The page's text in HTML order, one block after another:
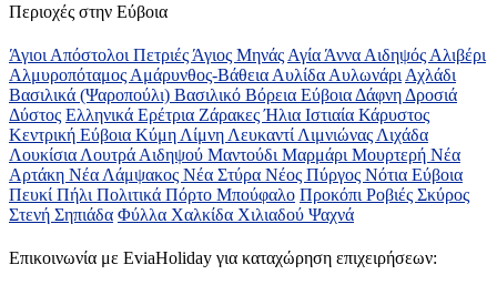
Περιοχές στην Εύβοια
Άγιοι Απόστολοι Πετριές Άγιος Μηνάς Αγία Άννα Αιδηψός Αλιβέρι
Αλμυροπόταμος Αμάρυνθος-Βάθεια Αυλίδα Αυλωνάρι Αχλάδι
Βασιλικά (Ψαροπούλι) Βασιλικό Βόρεια Εύβοια Δάφνη Δροσιά
Δύστος Ελληνικά Ερέτρια ΖάρακεςΉλια Ιστιαία Κάρυστος
Κεντρική Εύβοια Κύμη Λίμνη Λευκαντί Λιμνιώνας Λιχάδα
Λουκίσια Λουτρά Αιδηψού Μαντούδι Μαρμάρι Μουρτερή Νέα
Αρτάκη Νέα Λάμψακος Νέα Στύρα Νέος Πύργος Νότια Εύβοια
Πευκί Πήλι Πολιτικά Πόρτο Μπούφαλο Προκόπι Ροβιές Σκύρος
Στενή Σηπιάδα Φύλλα Χαλκίδα Χιλιαδού Ψαχνά
Επικοινωνία με ΕviaHoliday για καταχώρηση επιχειρήσεων: